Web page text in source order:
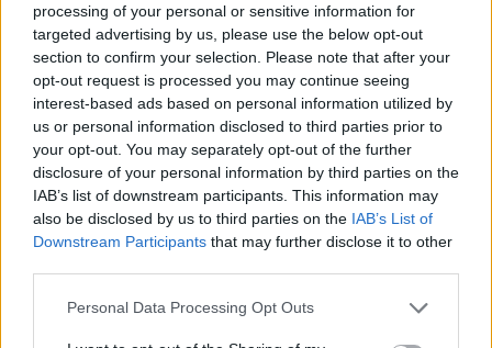
processing of your personal or sensitive information for
targeted advertising by us, please use the below opt-out
section to confirm your selection. Please note that after your
opt-out request is processed you may continue seeing
interest-based ads based on personal information utilized by
us or personal information disclosed to third parties prior to
your opt-out. You may separately opt-out of the further
disclosure of your personal information by third parties on the
IAB’s list of downstream participants. This information may
also be disclosed by us to third parties on the IAB’s List of
Downstream Participants that may further disclose it to other
Personal Data Processing Opt Outs
prie pusryčiams patiekiamų košių, bet esą dabar ir šio
patiekalo vaikai "nebrokija".
"Auklėtojos pradėjo sakyti, kad tie, kurie valgys košes,
augs dideli. Matyt, paveikė", - svarstė darželio vadovė.
"Tikrai nebijome jokių patikrinimų, nes dabar vaikai
maitinami sveikai", - sakė lopšelio-darželio "Dobiliukas"
vadovė Armida Baltrušaitienė.
dar ir dabar vaikai pasigenda kai kurių patiekalų iš